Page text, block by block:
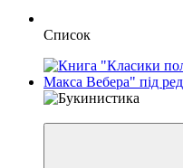
Список